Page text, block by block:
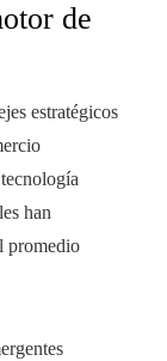
de
estratégicos
han
promedio